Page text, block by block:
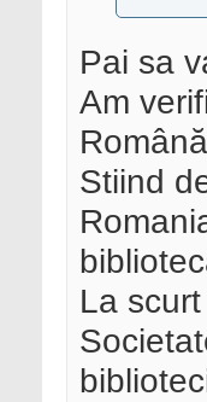
Pai sa
Am
Stiind
La